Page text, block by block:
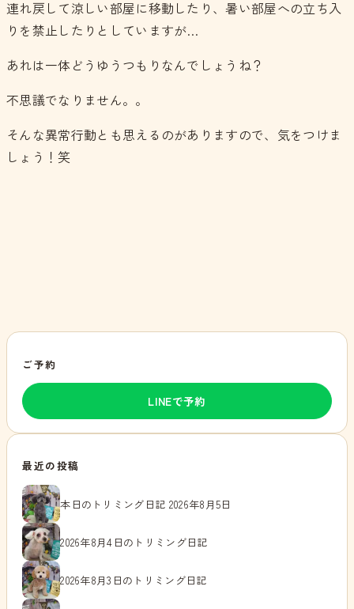
連れ戻して涼しい部屋に移動したり、暑い部屋への立ち入
りを禁止したりとしていますが…
あれは一体どうゆうつもりなんでしょうね？
不思議でなりません。。
そんな異常行動とも思えるのがありますので、気をつけま
しょう！笑
ご予約
LINEで予約
最近の投稿
本日のトリミング日記 2026年8月5日
2026年8月4日のトリミング日記
2026年8月3日のトリミング日記